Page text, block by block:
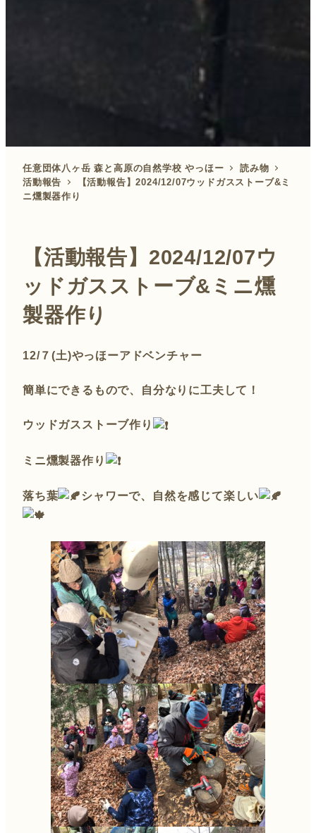
任意団体八ヶ岳 森と高原の自然学校 やっほー
読み物
活動報告
【活動報告】2024/12/07ウッドガスストーブ&ミ
ニ燻製器作り
【活動報告】2024/12/07ウ
ッドガスストーブ&ミニ燻
製器作り
12/７(土)やっほーアドベンチャー
簡単にできるもので、自分なりに工夫して！
ウッドガスストーブ作り
ミニ燻製器作り
落ち葉 シャワーで、自然を感じて楽しい